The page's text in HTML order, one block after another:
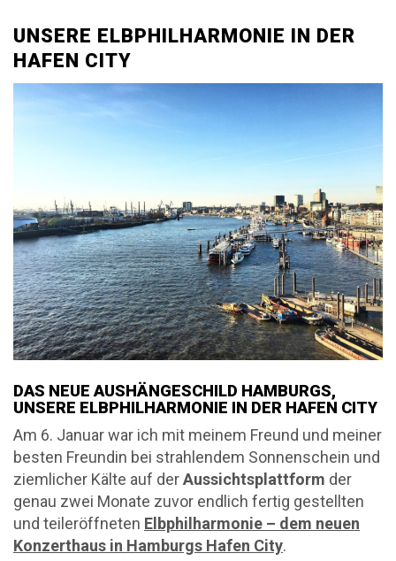
UNSERE ELBPHILHARMONIE IN DER
HAFEN CITY
DAS NEUE AUSHÄNGESCHILD HAMBURGS,
UNSERE ELBPHILHARMONIE IN DER HAFEN CITY
Am 6. Januar war ich mit meinem Freund und meiner
besten Freundin bei strahlendem Sonnenschein und
ziemlicher Kälte auf derAussichtsplattform der
genau zwei Monate zuvor endlich fertig gestellten
und teileröffneten Elbphilharmonie – dem neuen
Konzerthaus in Hamburgs Hafen City.